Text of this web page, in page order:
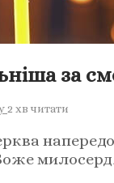
за
2 хв читати